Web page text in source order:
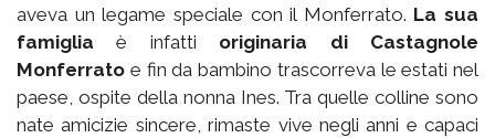
aveva un legame speciale con il Monferrato. La sua
famigliaè infatti originaria di Castagnole
Monferrato e fin da bambino trascorreva le estati nel
paese, ospite della nonna Ines. Tra quelle colline sono
nate amicizie sincere, rimaste vive negli anni e capaci